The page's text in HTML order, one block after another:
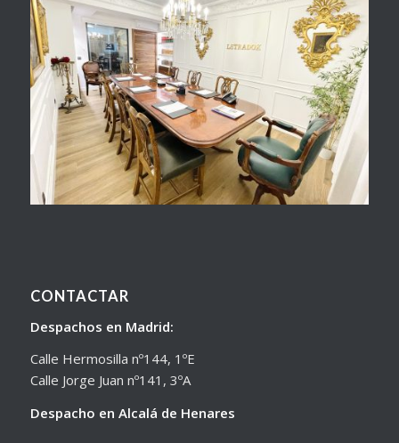
CONTACTAR
Despachos en Madrid:
Calle Hermosilla nº144, 1ºE
Calle Jorge Juan nº141, 3ºA
Despacho en Alcalá de Henares